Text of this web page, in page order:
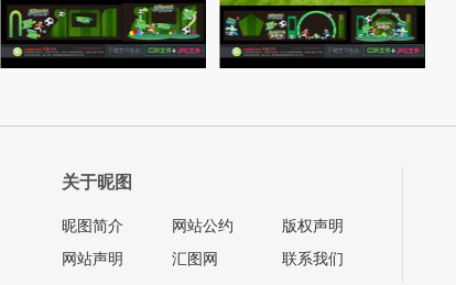
关于昵图
昵图简介
网站声明
网站公约
汇图网
版权声明
联系我们